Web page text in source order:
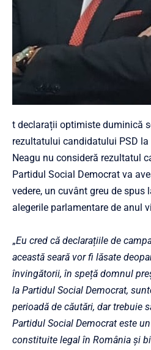
t declarații optimiste duminică
rezultatului candidatului PSD
Neagu nu consideră rezultatul
Partidul Social Democrat va
vedere, un cuvânt greu de spus
alegerile parlamentare de anul
„Eu cred că declarațiile de
această seară vor fi lăsate
învingătorii, în speță domnul
la Partidul Social Democrat,
perioadă de căutări, dar trebuie
Partidul Social Democrat este
constituite legal în România și